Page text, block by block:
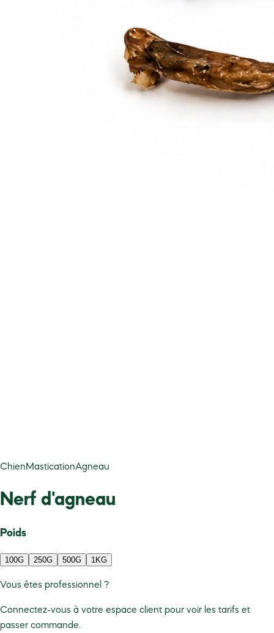
ChienMasticationAgneau
Nerf d'agneau
Poids
100G 250G 500G 1KG
Vous êtes professionnel ?
Connectez-vous à votre espace client pour voir les tarifs et
passer commande.